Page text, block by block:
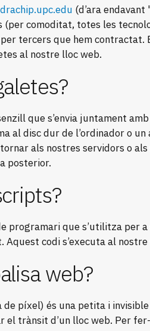
(d’ara
comoditat, totes les
tercers que hem contractat.
al nostre lloc web.
que s’envia juntament
al disc dur de l’ordinador o
als nostres servidors o
posterior.
programari que s’utilitza per
codi s’executa al
web?
píxel) és una petita i
trànsit d’un lloc web. Per